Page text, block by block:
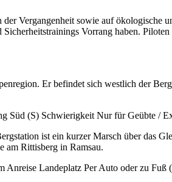
Vergangenheit sowie auf ökologische
Vorrang haben.
Er befindet sich westlich der
Süd (S) Schwierigkeit Nur für Geübte /
ist ein kurzer Marsch über das
am Rittisberg in Ramsau.
Landeplatz Per Auto oder zu Fuß